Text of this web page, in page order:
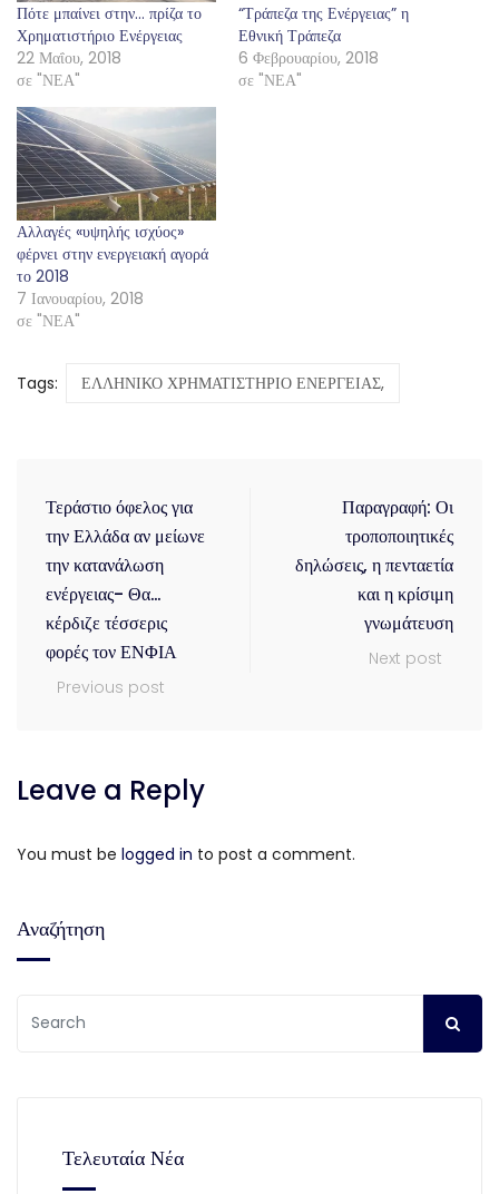
Πότε μπαίνει στην… πρίζα το
Χρηματιστήριο Ενέργειας
22 Μαΐου, 2018
σε "ΝΕΑ"
“Τράπεζα της Ενέργειας” η
Εθνική Τράπεζα
6 Φεβρουαρίου, 2018
σε "ΝΕΑ"
Αλλαγές «υψηλής ισχύος»
φέρνει στην ενεργειακή αγορά
το 2018
7 Ιανουαρίου, 2018
σε "ΝΕΑ"
Tags: ΕΛΛΗΝΙΚΟ ΧΡΗΜΑΤΙΣΤΗΡΙΟ ΕΝΕΡΓΕΙΑΣ,
Τεράστιο όφελος για
την Ελλάδα αν μείωνε
την κατανάλωση
ενέργειας- Θα…
κέρδιζε τέσσερις
φορές τον ΕΝΦΙΑ
Previous post
Παραγραφή: Οι
τροποποιητικές
δηλώσεις, η πενταετία
και η κρίσιμη
γνωμάτευση
Next post
Leave a Reply
You must be logged in to post a comment.
Αναζήτηση
Τελευταία Νέα